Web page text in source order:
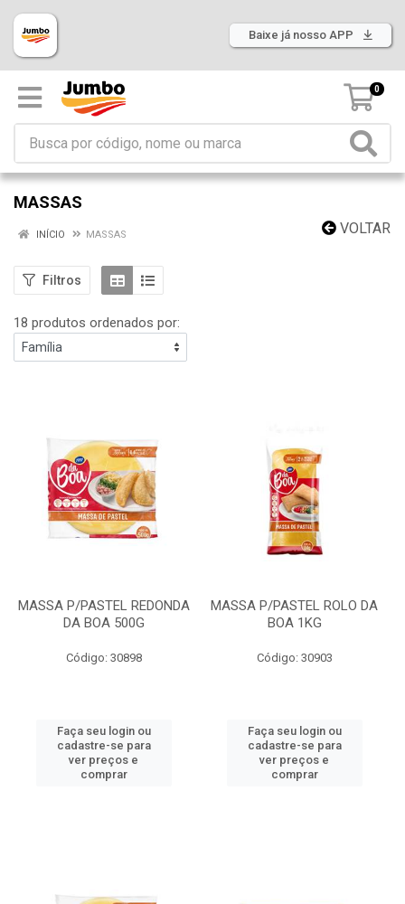
Baixe já nosso APP
0
MASSAS
VOLTAR
INÍCIO MASSAS
Filtros
18 produtos ordenados por:
MASSA P/PASTEL REDONDA
DA BOA 500G
Código: 30898
Faça seu login ou
cadastre-se para
ver preços e
comprar
MASSA P/PASTEL ROLO DA
BOA 1KG
Código: 30903
Faça seu login ou
cadastre-se para
ver preços e
comprar